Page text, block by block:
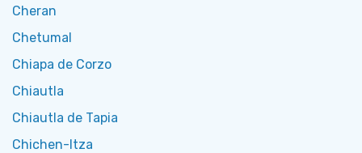
Cheran
Chetumal
Chiapa de Corzo
Chiautla
Chiautla de Tapia
Chichen-Itza